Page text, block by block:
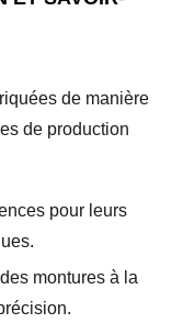
de manière
de production
pour leurs
montures à la